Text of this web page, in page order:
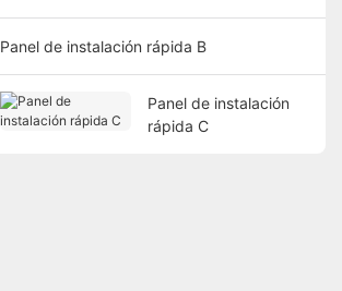
Panel de instalación rápida B
Panel de instalación
rápida C